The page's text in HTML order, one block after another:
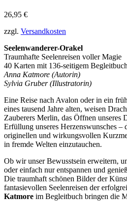
26,95 €
zzgl. Versandkosten
Seelenwanderer-Orakel
Traumhafte Seelenreisen voller Magie
40 Karten mit 136-seitigem Begleitbuch
Anna Katmore (Autorin)
Sylvia Gruber (Illustratorin)
Eine Reise nach Avalon oder in ein
eines tausend Jahre alten, weisen
Zauberers Merlin, das Öffnen unseres
Erfüllung unseres Herzenswunsches –
originellen und wirkungsvollen
in fremde Welten einzutauchen.
Ob wir unser Bewusstsein erweitern,
oder einfach nur entspannen und
Die traumhaft schönen Bilder der
fantasievollen Seelenreisen der
Katmore im Begleitbuch bringen die